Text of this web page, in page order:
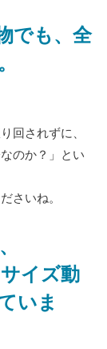
でも、全
回されずに、
のか？」とい
さいね。
イズ動
いま